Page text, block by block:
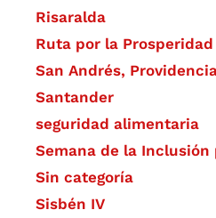
Risaralda
Ruta por la Prosperidad
San Andrés,
Santander
seguridad alimentaria
Semana de la Inclusión
Sin categoría
Sisbén IV